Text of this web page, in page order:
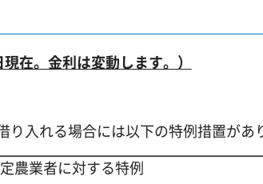
在。金利は変動します。）
入れる場合には以下の特例措置があ
農業者に対する特例